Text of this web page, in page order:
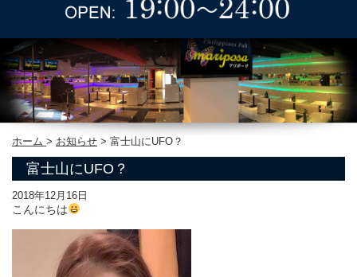
ホーム > お知らせ > 富士山にUFO？
富士山にUFO？
2018年12月16日
こんにちは